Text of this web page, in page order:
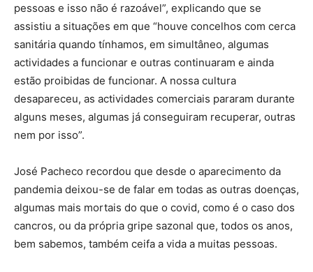
pessoas e isso não é razoável”, explicando que se
assistiu a situações em que “houve concelhos com cerca
sanitária quando tínhamos, em simultâneo, algumas
actividades a funcionar e outras continuaram e ainda
estão proibidas de funcionar. A nossa cultura
desapareceu, as actividades comerciais pararam durante
alguns meses, algumas já conseguiram recuperar, outras
nem por isso”.
José Pacheco recordou que desde o aparecimento da
pandemia deixou-se de falar em todas as outras doenças,
algumas mais mortais do que o covid, como é o caso dos
cancros, ou da própria gripe sazonal que, todos os anos,
bem sabemos, também ceifa a vida a muitas pessoas.